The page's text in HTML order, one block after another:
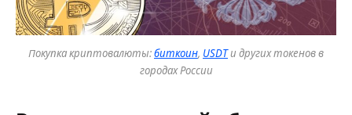
Покупка криптовалюты:биткоин, USDTи других токенов в
городах России